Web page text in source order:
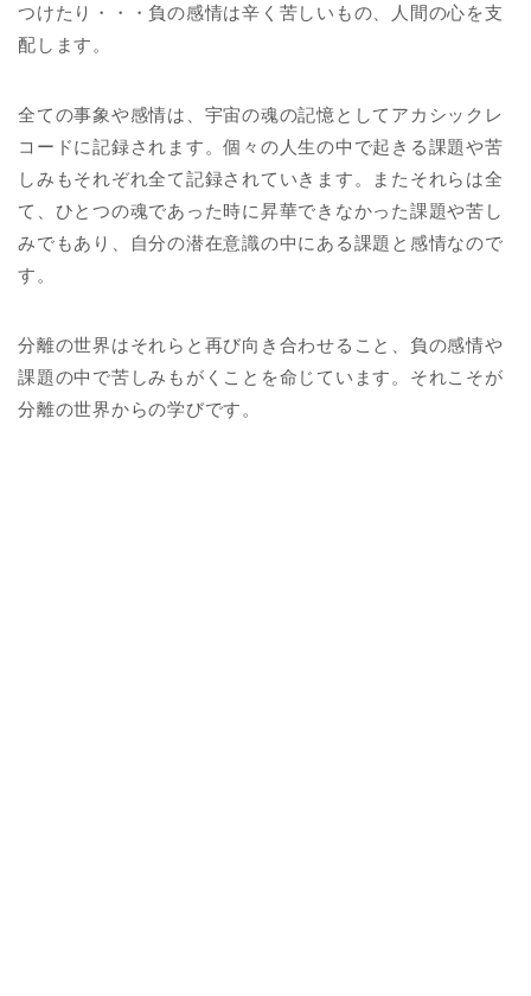
つけたり・・・負の感情は辛く苦しいもの、人間の心を支
配します。
全ての事象や感情は、宇宙の魂の記憶としてアカシックレ
コードに記録されます。個々の人生の中で起きる課題や苦
しみもそれぞれ全て記録されていきます。またそれらは全
て、ひとつの魂であった時に昇華できなかった課題や苦し
みでもあり、自分の潜在意識の中にある課題と感情なので
す。
分離の世界はそれらと再び向き合わせること、負の感情や
課題の中で苦しみもがくことを命じています。それこそが
分離の世界からの学びです。